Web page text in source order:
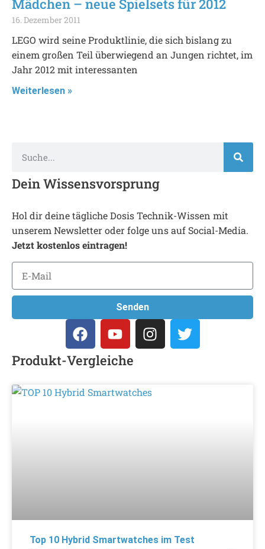
Mädchen – neue Spielsets für 2012
16. Dezember 2011
LEGO wird seine Produktlinie, die sich bislang zu
einem großen Teil überwiegend an Jungen richtet, im
Jahr 2012 mit interessanten
Weiterlesen »
Dein Wissensvorsprung
Hol dir deine tägliche Dosis Technik-Wissen mit
unserem Newsletter oder folge uns auf Social-Media.
Jetzt kostenlos eintragen!
Senden
Produkt-Vergleiche
Top 10 Hybrid Smartwatches im Test